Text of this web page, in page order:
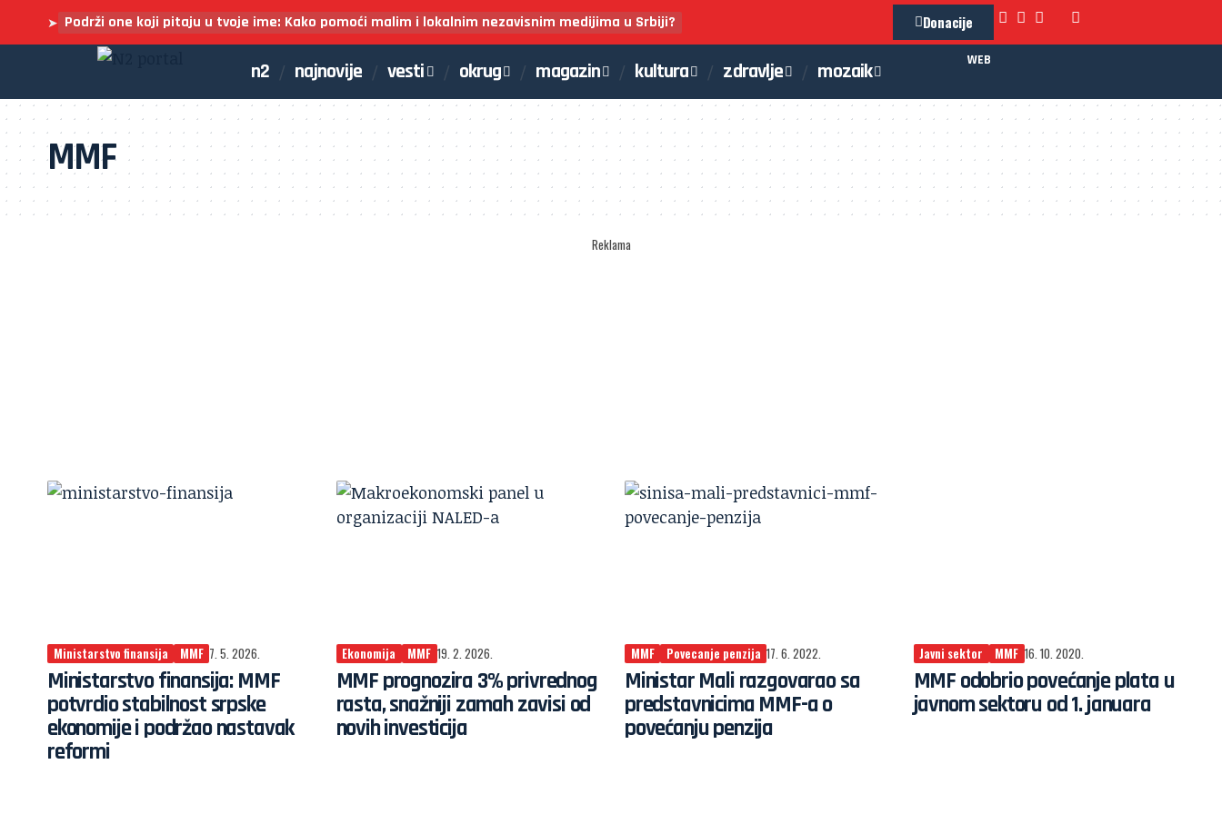
➤ Podrži one koji pitaju u tvoje ime: Kako pomoći malim i lokalnim nezavisnim medijima u Srbiji? Donacije
n2 najnovije vesti okrug magazin kultura zdravlje mozaik WEB
MMF
Reklama
Ministarstvo finansija MMF 7. 5. 2026.
Ministarstvo finansija: MMF
potvrdio stabilnost srpske
ekonomije i podržao nastavak
reformi
Ekonomija MMF 19. 2. 2026.
MMF prognozira 3% privrednog
rasta, snažniji zamah zavisi od
novih investicija
MMF Povecanje penzija 17. 6. 2022.
Ministar Mali razgovarao sa
predstavnicima MMF-a o
povećanju penzija
Javni sektor MMF 16. 10. 2020.
MMF odobrio povećanje plata u
javnom sektoru od 1. januara